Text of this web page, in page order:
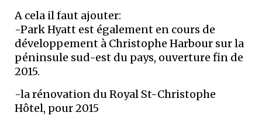
A cela il faut ajouter:
-Park Hyatt est également en cours de
développement à Christophe Harbour sur la
péninsule sud-est du pays, ouverture fin de
2015.
-la rénovation du Royal St-Christophe
Hôtel, pour 2015